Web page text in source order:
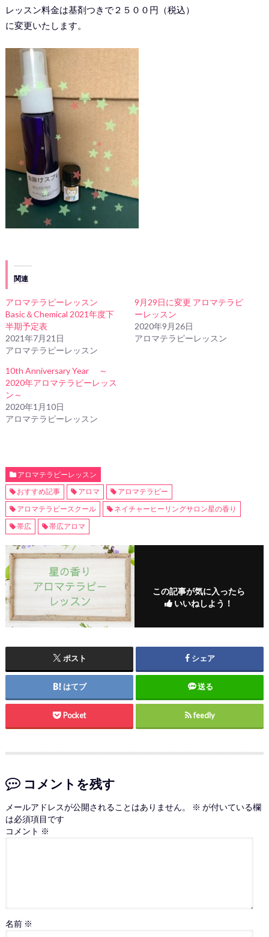
レッスン料金は基剤つきで２５００円（税込）
に変更いたします。
関連
アロマテラピーレッスン
Basic＆Chemical 2021年度下
半期予定表
2021年7月21日
アロマテラピーレッスン
9月29日に変更 アロマテラピ
ーレッスン
2020年9月26日
アロマテラピーレッスン
10th Anniversary Year ～
2020年アロマテラピーレッス
ン～
2020年1月10日
アロマテラピーレッスン
アロマテラピーレッスン
おすすめ記事
アロマ
アロマテラピー
アロマテラピースクール
ネイチャーヒーリングサロン星の香り
帯広
帯広アロマ
この記事が気に入ったら
いいねしよう！
ポスト シェア
はてブ 送る
Pocket feedly
コメントを残す
メールアドレスが公開されることはありません。 ※ が付いている欄
は必須項目です
コメント ※
名前 ※